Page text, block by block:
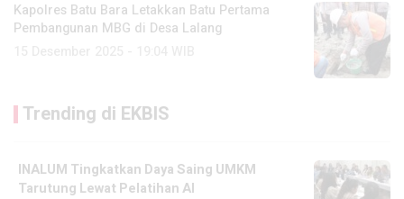
Kapolres Batu Bara Letakkan Batu Pertama
Pembangunan MBG di Desa Lalang
Trending di EKBIS
INALUM Tingkatkan Daya Saing UMKM
Tarutung Lewat Pelatihan AI